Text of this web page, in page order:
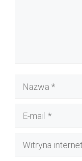
Nazwa
Witryna